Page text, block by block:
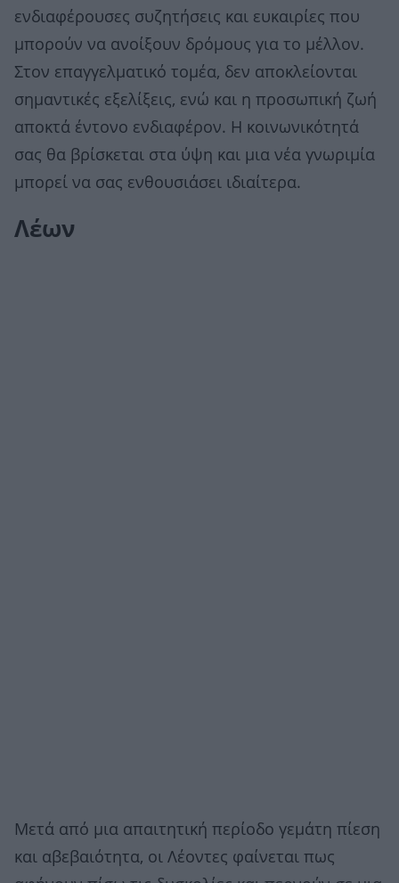
ενδιαφέρουσες συζητήσεις και ευκαιρίες που
μπορούν να ανοίξουν δρόμους για το μέλλον.
Στον επαγγελματικό τομέα, δεν αποκλείονται
σημαντικές εξελίξεις, ενώ και η προσωπική ζωή
αποκτά έντονο ενδιαφέρον. Η κοινωνικότητά
σας θα βρίσκεται στα ύψη και μια νέα γνωριμία
μπορεί να σας ενθουσιάσει ιδιαίτερα.
Λέων
Μετά από μια απαιτητική περίοδο γεμάτη πίεση
και αβεβαιότητα, οι Λέοντες φαίνεται πως